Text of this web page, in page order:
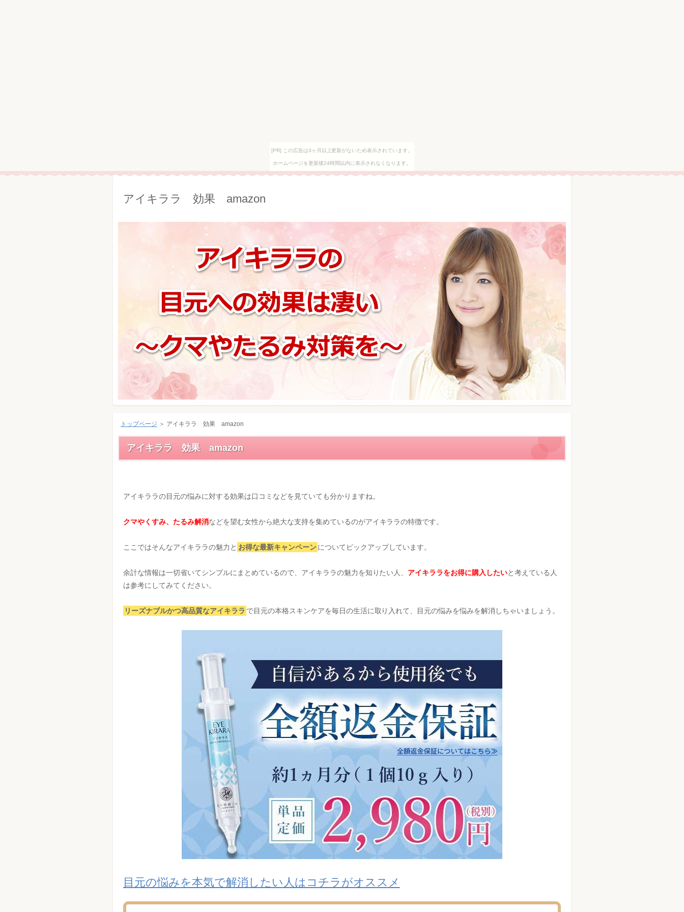
[PR] この広告は3ヶ月以上更新がないため表示されています。
ホームページを更新後24時間以内に表示されなくなります。
アイキララ 効果 amazon
トップページ ＞ アイキララ 効果 amazon
アイキララ 効果 amazon
アイキララの目元の悩みに対する効果は口コミなどを見ていても分かりますね。
クマやくすみ、たるみ解消などを望む女性から絶大な支持を集めているのがアイキララの特徴です。
ここではそんなアイキララの魅力と お得な最新キャンペーン についてピックアップしています。
余計な情報は一切省いてシンプルにまとめているので、アイキララの魅力を知りたい人、 アイキララをお得に購入したいと考えている人
は参考にしてみてください。
リーズナブルかつ高品質なアイキララ で目元の本格スキンケアを毎日の生活に取り入れて、目元の悩みを悩みを解消しちゃいましょう。
目元の悩みを本気で解消したい人はコチラがオススメ